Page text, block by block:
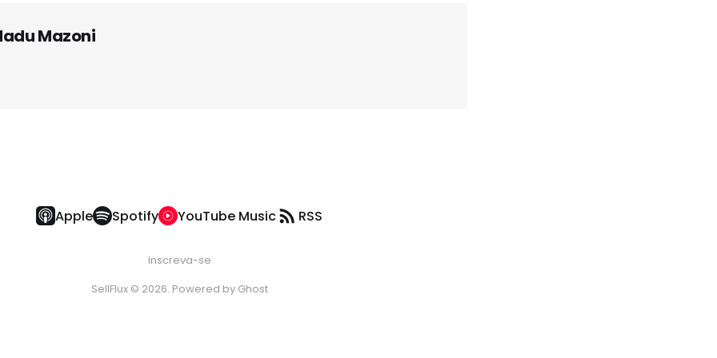
Mazoni
Apple Spotify YouTube Music RSS
Inscreva-se
SellFlux © 2026. Powered by Ghost